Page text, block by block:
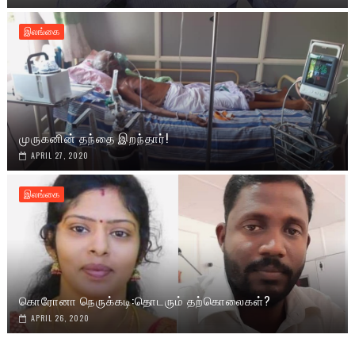
இலங்கை
முருகனின் தந்தை இறந்தார்!
APRIL 27, 2020
இலங்கை
கொரோனா நெருக்கடி:தொடரும் தற்கொலைகள்?
APRIL 26, 2020